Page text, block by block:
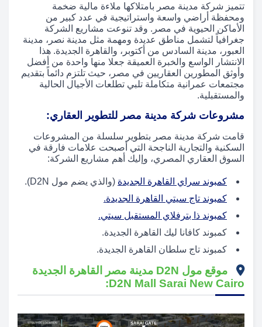
تتميز شركة مدينة مصر بامتلاكها ملاءة مالية ضخمة
ومحفظة أراضي واسعة واستراتيجية في عدد كبير من
الأماكن الحيوية في مصر. وقد تنوعت مشاريع الشركة
جغرافياً لتشمل مناطق عديدة ومهمة مثل مدينة نصر، مدينة
العبور، مدينة السادس من أكتوبر، والقاهرة الجديدة. هذا
الانتشار الواسع والخبرة العميقة جعلا منها واحدة من أفضل
وأوثق المطورين العقاريين في مصر، حيث تلتزم دائماً بتقديم
مجتمعات عمرانية متكاملة تلبي تطلعات الأجيال الحالية
والمستقبلية.
مشروعات شركة مدينة مصر للتطوير العقاري:
قامت شركة مدينة مصر بتطوير سلسلة من المشروعات
السكنية والتجارية الناجحة التي أصبحت علامات فارقة في
السوق العقاري المصري، وإليك أهم مشاريع الشركة:
كمبوند سراي القاهرة الجديدة (والذي يضم مول D2N).
كمبوند تاج سيتي القاهرة الجديدة.
كمبوند ذا بترفلاي المستقبل سيتي.
كمبوند كافانا ليك القاهرة الجديدة.
كمبوند تاج سلطان القاهرة الجديدة.
موقع مول D2N مدينة مصر القاهرة الجديدة
D2N Mall Sarai New Cairo: